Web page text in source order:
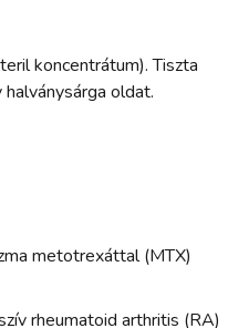
koncentrátum). Tiszta
oldat.
metotrexáttal (MTX)
rheumatoid arthritis (RA)